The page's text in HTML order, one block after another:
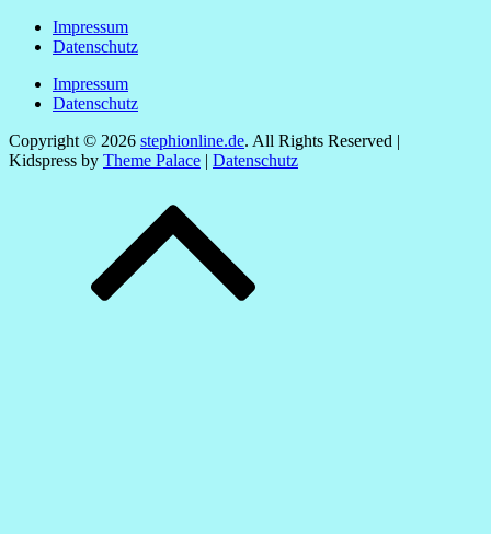
Impressum
Datenschutz
Impressum
Datenschutz
Copyright © 2026 stephionline.de. All Rights Reserved |
Kidspress by Theme Palace | Datenschutz